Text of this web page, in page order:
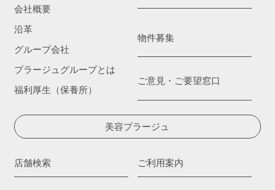
会社概要
沿革
グループ会社
プラージュグループとは
福利厚生（保養所）
物件募集
ご意見・ご要望窓口
美容プラージュ
店舗検索 ご利用案内